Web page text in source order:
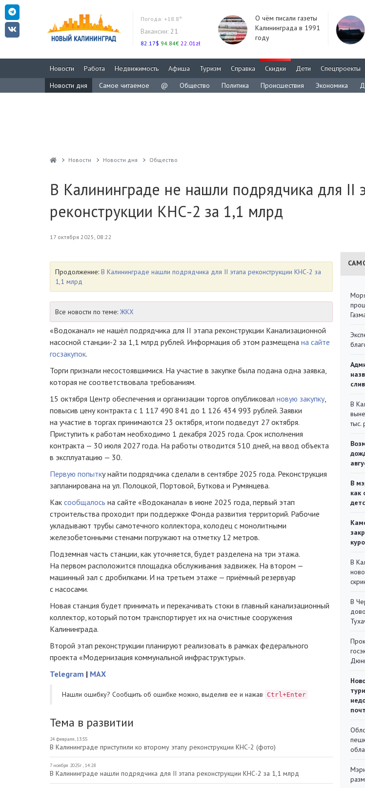
Погода: +18.8°
Вакансии: 21
82.17$ 94.84€ 22.01zł
О чём писали газеты
Калининграда в 1991
году
Новости Работа Недвижимость Афиша Туризм Справка Скидки Дети Спецпроекты
Новости дня
Самое читаемое @ Общество Политика Происшествия Экономика
Новости Новости дня Общество
В Калининграде не нашли подрядчика для II
реконструкции КНС-2 за 1,1 млрд
17 октября 2025, 08:22
Продолжение: В Калининграде нашли подрядчика для II этапа реконструкции КНС-2 за
1,1 млрд
Все новости по теме: ЖКХ
«Водоканал» не нашёл подрядчика для II этапа реконструкции Канализационной
насосной станции-2 за 1,1 млрд рублей. Информация об этом размещена на сайте
госзакупок.
Торги признали несостоявшимися. На участие в закупке была подана одна заявка,
которая не соответствовала требованиям.
15 октября Центр обеспечения и организации торгов опубликовал новую закупку,
повысив цену контракта с 1 117 490 841 до 1 126 434 993 рублей. Заявки
на участие в торгах принимаются 23 октября, итоги подведут 27 октября.
Приступить к работам необходимо 1 декабря 2025 года. Срок исполнения
контракта — 30 июля 2027 года. На работы отводится 510 дней, на ввод объекта
в эксплуатацию — 30.
Первую попытку найти подрядчика сделали в сентябре 2025 года. Реконструкция
запланирована на ул. Полоцкой, Портовой, Буткова и Румянцева.
Как сообщалось на сайте «Водоканала» в июне 2025 года, первый этап
строительства проходит при поддержке Фонда развития территорий. Рабочие
укладывают трубы самотечного коллектора, колодец с монолитными
железобетонными стенами погружают на отметку 12 метров.
Подземная часть станции, как уточняется, будет разделена на три этажа.
На первом расположится площадка обслуживания задвижек. На втором —
машинный зал с дробилками. И на третьем этаже — приёмный резервуар
с насосами.
Новая станция будет принимать и перекачивать стоки в главный канализационный
коллектор, который потом транспортирует их на очистные сооружения
Калининграда.
Второй этап реконструкции планируют реализовать в рамках федерального
проекта «Модернизация коммунальной инфраструктуры».
Telegram | MAX
Нашли ошибку? Cообщить об ошибке можно, выделив ее и нажав Ctrl+Enter
Тема в развитии
24 февраля, 13:55
В Калининграде приступили ко второму этапу реконструкции КНС-2 (фото)
7 ноября 2025г., 14:28
В Калининграде нашли подрядчика для II этапа реконструкции КНС-2 за 1,1 млрд
В
тыс.
В
как
В
В